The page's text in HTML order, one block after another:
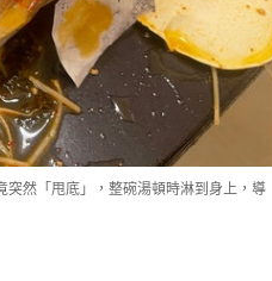
然「甩底」，整碗湯頓時淋到身上，導